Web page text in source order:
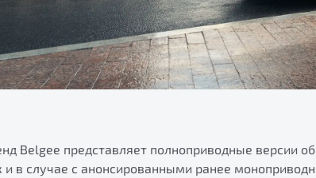
Belgee представляет полноприводные версии
и в случае с анонсированными ранее